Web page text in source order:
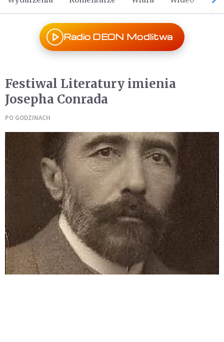
Radio DEON Modlitwa
Festiwal Literatury imienia
Josepha Conrada
PO GODZINACH